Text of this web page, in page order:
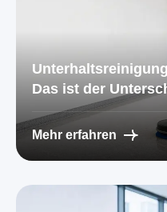
Das ist der
Mehr erfahren